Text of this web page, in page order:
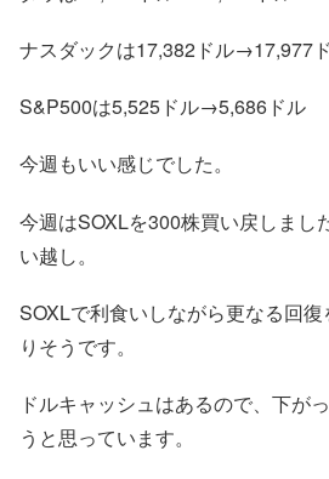
ナスダックは17,382ドル→17,977
S&P500は5,525ドル→5,686ドル
今週もいい感じでした。
今週はSOXLを300株買い戻しまし
い越し。
SOXLで利食いしながら更なる回
りそうです。
ドルキャッシュはあるので、下が
うと思っています。